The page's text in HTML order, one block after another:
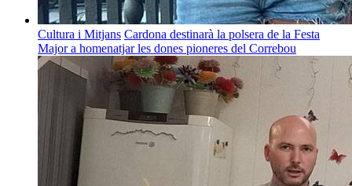
Cultura i Mitjans Cardona destinarà la polsera de la Festa
Major a homenatjar les dones pioneres del Correbou